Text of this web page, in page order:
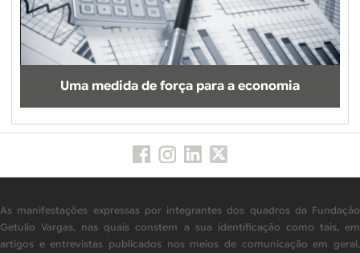
Uma medida de força para a economia
As manifestações expressas por integrantes dos quadros da Fundação
Getulio Vargas, nas quais constem a sua identificação como tais, em
artigos e entrevistas publicados nos meios de comunicação em geral,